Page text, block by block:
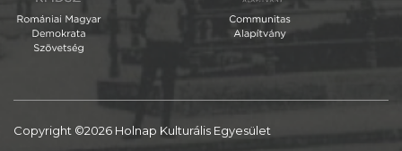
Copyright ©2026 Holnap Kulturális Egyesület